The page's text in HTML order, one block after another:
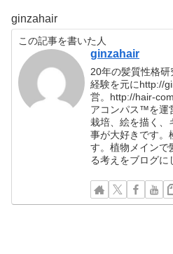
ginzahair
この記事を書いた人
ginzahair
20年の髪質性格
経験を元にhttp://
営。http://hair-
アコンパス™︎を運
栽培、絵を描く、
事が大好きです。
す。植物メインで
る考えをブログに